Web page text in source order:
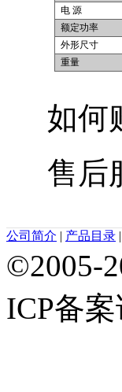
电 源
额定功率
外形尺寸
重量
如何
售后
公司简介 | 产品目录 |
©2005-
ICP备